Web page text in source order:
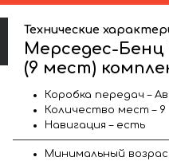
Технические
Мерседес-Бенц
(9 мест)
Коробка передач –
Количество мест – 9
Навигация – есть
Минимальный